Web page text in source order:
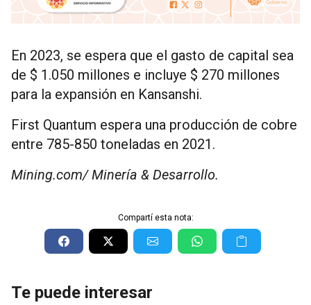
En 2023, se espera que el gasto de capital sea
de $ 1.050 millones e incluye $ 270 millones
para la expansión en Kansanshi.
First Quantum espera una producción de cobre
entre 785-850 toneladas en 2021.
Mining.com/ Minería & Desarrollo.
Compartí esta nota:
Te puede interesar